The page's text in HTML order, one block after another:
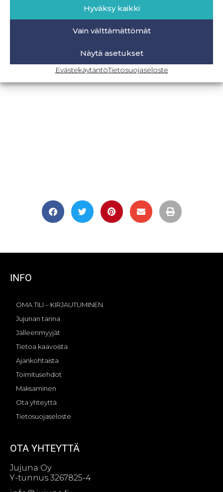
Hyväksy kaikki
Vain välttämättömät
Näytä asetukset
EvästekäytäntöTietosuojaseloste
Jujunan ompelubingo heinä-joulukuulle
INFO
OMA TILI – KIRJAUTUMINEN
Jujunan tarina
Jälleenmyyjät
Tietoa kaavoista
Ajankohtaista
Toimitusehdot
Maksaminen
Ota yhteyttä
Tietosuojaseloste
OTA YHTEYTTÄ
Jujuna Oy
Y-tunnus 3267825-4